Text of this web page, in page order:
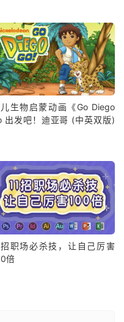
生物启蒙动画《Go Diego
出发吧！迪亚哥 (中英双版)
招职场必杀技，让自己厉害
倍